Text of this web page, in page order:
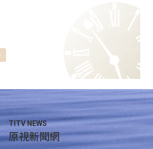
TITV NEWS
原視新聞網